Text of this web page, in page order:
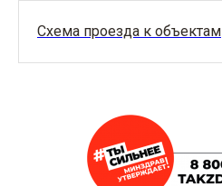
Схема проезда к объектам